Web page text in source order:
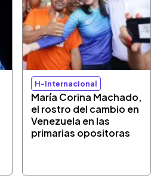
H-Internacional
María Corina Machado,
el rostro del cambio en
Venezuela en las
primarias opositoras